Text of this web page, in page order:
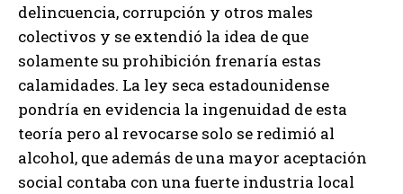
delincuencia, corrupción y otros males
colectivos y se extendió la idea de que
solamente su prohibición frenaría estas
calamidades. La ley seca estadounidense
pondría en evidencia la ingenuidad de esta
teoría pero al revocarse solo se redimió al
alcohol, que además de una mayor aceptación
social contaba con una fuerte industria local